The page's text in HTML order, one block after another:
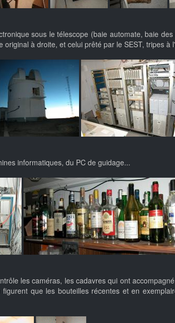
sous le télescope (baie automate, baie
à droite, et celui prêté par le SEST, tripes à
informatiques, du PC de guidage...
les caméras, les cadavres qui ont
que les bouteilles récentes et en